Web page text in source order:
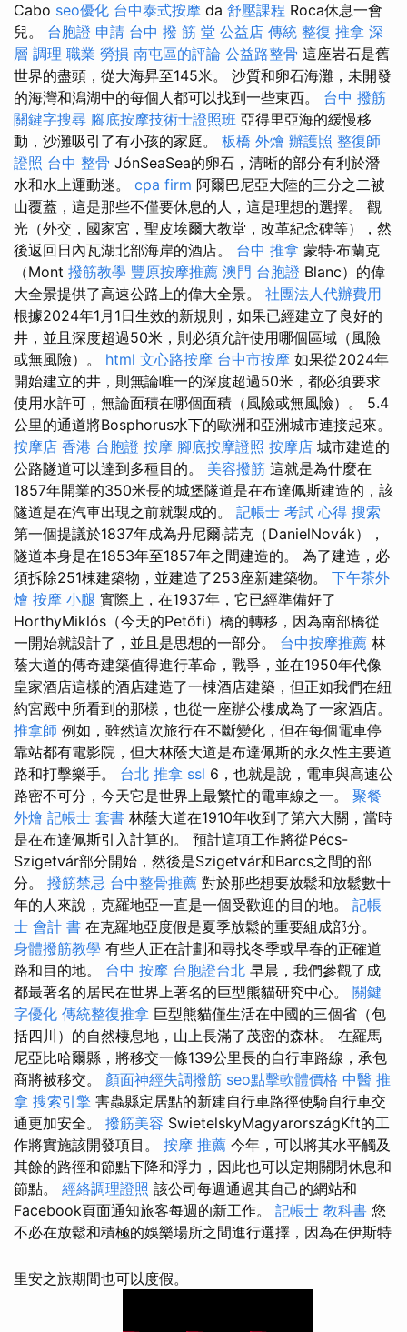
Cabo seo優化 台中泰式按摩 da 舒壓課程 Roca休息一會
兒。 台胞證 申請 台中 撥 筋 堂 公益店 傳統 整復 推拿 深
層 調理 職業 勞損 南屯區的評論 公益路整骨 這座岩石是舊
世界的盡頭，從大海昇至145米。 沙質和卵石海灘，未開發
的海灣和潟湖中的每個人都可以找到一些東西。 台中 撥筋
關鍵字搜尋 腳底按摩技術士證照班 亞得里亞海的緩慢移
動，沙灘吸引了有小孩的家庭。 板橋 外燴 辦護照 整復師
證照 台中 整骨 JónSeaSea的卵石，清晰的部分有利於潛
水和水上運動迷。 cpa firm 阿爾巴尼亞大陸的三分之二被
山覆蓋，這是那些不僅要休息的人，這是理想的選擇。 觀
光（外交，國家宮，聖皮埃爾大教堂，改革紀念碑等），然
後返回日內瓦湖北部海岸的酒店。 台中 推拿 蒙特·布蘭克
（Mont 撥筋教學 豐原按摩推薦 澳門 台胞證 Blanc）的偉
大全景提供了高速公路上的偉大全景。 社團法人代辦費用
根據2024年1月1日生效的新規則，如果已經建立了良好的
井，並且深度超過50米，則必須允許使用哪個區域（風險
或無風險）。 html 文心路按摩 台中市按摩 如果從2024年
開始建立的井，則無論唯一的深度超過50米，都必須要求
使用水許可，無論面積在哪個面積（風險或無風險）。 5.4
公里的通道將Bosphorus水下的歐洲和亞洲城市連接起來。
按摩店 香港 台胞證 按摩 腳底按摩證照 按摩店 城市建造的
公路隧道可以達到多種目的。 美容撥筋 這就是為什麼在
1857年開業的350米長的城堡隧道是在布達佩斯建造的，該
隧道是在汽車出現之前就製成的。 記帳士 考試 心得 搜索
第一個提議於1837年成為丹尼爾·諾克（DanielNovák），
隧道本身是在1853年至1857年之間建造的。 為了建造，必
須拆除251棟建築物，並建造了253座新建築物。 下午茶外
燴 按摩 小腿 實際上，在1937年，它已經準備好了
HorthyMiklós（今天的Petőfi）橋的轉移，因為南部橋從
一開始就設計了，並且是思想的一部分。 台中按摩推薦 林
蔭大道的傳奇建築值得進行革命，戰爭，並在1950年代像
皇家酒店這樣的酒店建造了一棟酒店建築，但正如我們在紐
約宮殿中所看到的那樣，也從一座辦公樓成為了一家酒店。
推拿師 例如，雖然這次旅行在不斷變化，但在每個電車停
靠站都有電影院，但大林蔭大道是布達佩斯的永久性主要道
路和打擊樂手。 台北 推拿 ssl 6，也就是說，電車與高速公
路密不可分，今天它是世界上最繁忙的電車線之一。 聚餐
外燴 記帳士 套書 林蔭大道在1910年收到了第六大關，當時
是在布達佩斯引入計算的。 預計這項工作將從Pécs-
Szigetvár部分開始，然後是Szigetvár和Barcs之間的部
分。 撥筋禁忌 台中整骨推薦 對於那些想要放鬆和放鬆數十
年的人來說，克羅地亞一直是一個受歡迎的目的地。 記帳
士 會計 書 在克羅地亞度假是夏季放鬆的重要組成部分。
身體撥筋教學 有些人正在計劃和尋找冬季或早春的正確道
路和目的地。 台中 按摩 台胞證台北 早晨，我們參觀了成
都最著名的居民在世界上著名的巨型熊貓研究中心。 關鍵
字優化 傳統整復推拿 巨型熊貓僅生活在中國的三個省（包
括四川）的自然棲息地，山上長滿了茂密的森林。 在羅馬
尼亞比哈爾縣，將移交一條139公里長的自行車路線，承包
商將被移交。 顏面神經失調撥筋 seo點擊軟體價格 中醫 推
拿 搜索引擎 害蟲縣定居點的新建自行車路徑使騎自行車交
通更加安全。 撥筋美容 SwietelskyMagyarországKft的工
作將實施該開發項目。 按摩 推薦 今年，可以將其水平觸及
其餘的路徑和節點下降和浮力，因此也可以定期關閉休息和
節點。 經絡調理證照 該公司每週通過其自己的網站和
Facebook頁面通知旅客每週的新工作。 記帳士 教科書 您
不必在放鬆和積極的娛樂場所之間進行選擇，因為在伊斯特
里安之旅期間也可以度假。